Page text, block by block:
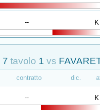
-- K
7 tavolo 1 vs
contratto dic.
-- K